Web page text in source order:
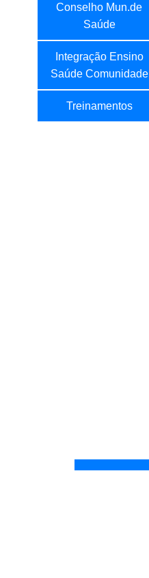
Conselho Mun.de
Saúde
Integração Ensino
Saúde Comunidade
Treinamentos